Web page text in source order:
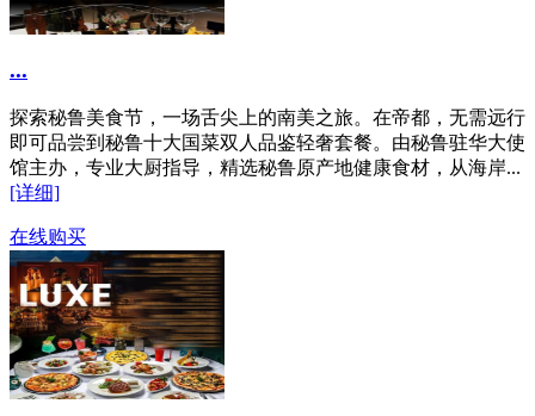
...
探索秘鲁美食节，一场舌尖上的南美之旅。在帝都，无需远行
即可品尝到秘鲁十大国菜双人品鉴轻奢套餐。由秘鲁驻华大使
馆主办，专业大厨指导，精选秘鲁原产地健康食材，从海岸...
[详细]
在线购买